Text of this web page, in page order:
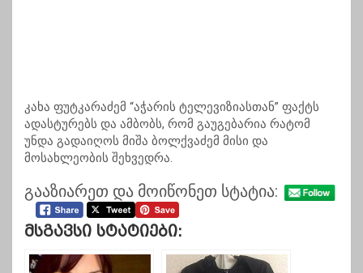
კახა ფუტკარაძემ “აჭარის ტელევიზიასთან” ფაქტს
ადასტურებს და ამბობს, რომ გაუგებარია რატომ
უნდა გადაიღოს მიშა ბოლქვაძემ მისი და
მოსახლეობის შეხვედრა.
გააზიარეთ და მოიწონეთ სტატია:
Მსგავსი Სტატიები: